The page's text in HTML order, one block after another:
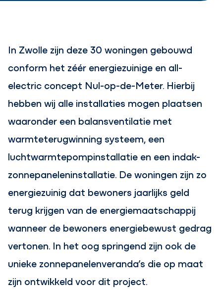
In Zwolle zijn deze 30 woningen gebouwd
conform het zéér energiezuinige en all-
electric concept Nul-op-de-Meter. Hierbij
hebben wij alle installaties mogen plaatsen
waaronder een balansventilatie met
warmteterugwinning systeem, een
luchtwarmtepompinstallatie en een indak-
zonnepaneleninstallatie. De woningen zijn zo
energiezuinig dat bewoners jaarlijks geld
terug krijgen van de energiemaatschappij
wanneer de bewoners energiebewust gedrag
vertonen. In het oog springend zijn ook de
unieke zonnepanelenveranda’s die op maat
zijn ontwikkeld voor dit project.